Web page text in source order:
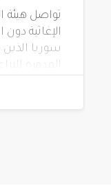
الإغاثية
سوريا الذين
المدمرة
متحركاً
قاسية